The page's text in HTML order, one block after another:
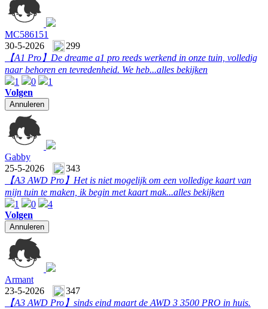
MC586151
30-5-2026
299
【A1 Pro】 De dreame a1 pro reeds werkend in onze tuin, volledig
naar behoren en tevredenheid. We heb...alles bekijken
1
0
1
Volgen
Annuleren
Gabby
25-5-2026
343
【A3 AWD Pro】 Het is niet mogelijk om een volledige kaart van
mijn tuin te maken, ik begin met kaart mak...alles bekijken
1
0
4
Volgen
Annuleren
Armant
23-5-2026
347
【A3 AWD Pro】 sinds eind maart de AWD 3 3500 PRO in huis.